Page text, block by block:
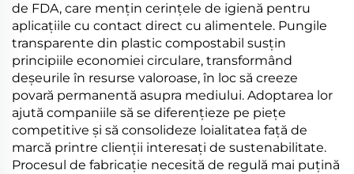
de FDA, care mențin cerințele de igienă pentru
aplicațiile cu contact direct cu alimentele. Pungile
transparente din plastic compostabil susțin
principiile economiei circulare, transformând
deșeurile în resurse valoroase, în loc să creeze
povară permanentă asupra mediului. Adoptarea lor
ajută companiile să se diferențieze pe piețe
competitive și să consolideze loialitatea față de
marcă printre clienții interesați de sustenabilitate.
Procesul de fabricație necesită de regulă mai puțină